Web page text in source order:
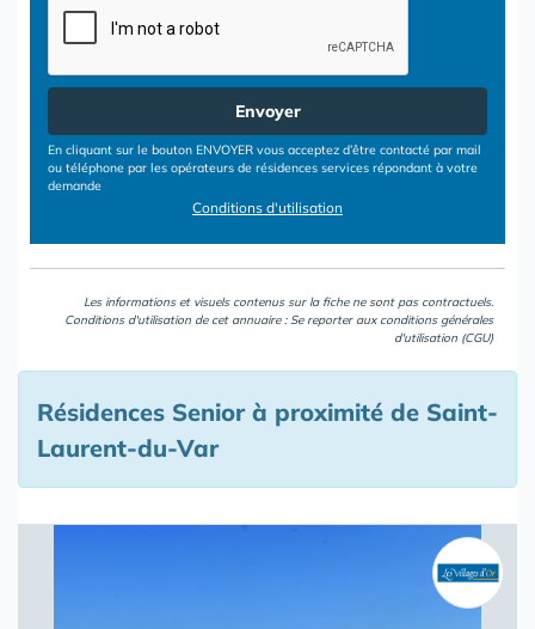
Envoyer
En cliquant sur le bouton ENVOYER vous acceptez d’être contacté par mail
ou téléphone par les opérateurs de résidences services répondant à votre
demande
Conditions d'utilisation
Les informations et visuels contenus sur la fiche ne sont pas contractuels.
Conditions d'utilisation de cet annuaire : Se reporter aux conditions générales
d'utilisation (CGU)
Résidences Senior à proximité de Saint-
Laurent-du-Var